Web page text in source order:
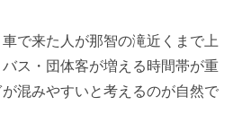
で来た人が那智の滝近くまで上
ス・団体客が増える時間帯が重
混みやすいと考えるのが自然で